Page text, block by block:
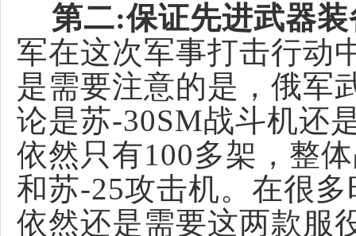
第二:保证先进武器装
军在这次军事打击行动
是需要注意的是，俄军
论是苏-30SM战斗机还
依然只有100多架，整
和苏-25攻击机。在很
依然还是需要这两款服